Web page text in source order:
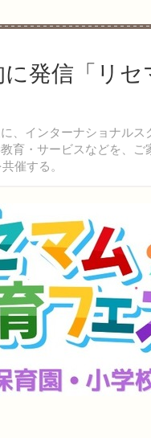
発信「リセ
、インターナショナルス
育・サービスなどを、
催する。